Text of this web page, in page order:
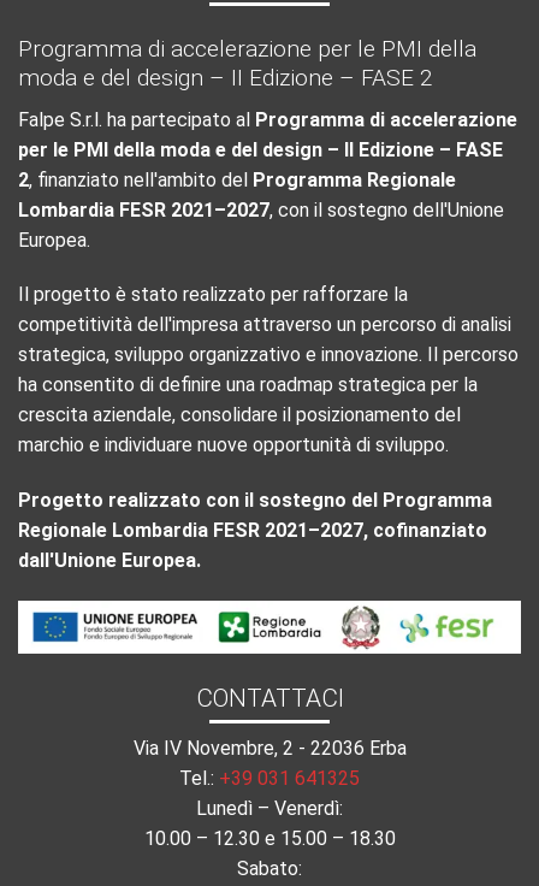
Programma di accelerazione per le PMI della
moda e del design – II Edizione – FASE 2
Falpe S.r.l. ha partecipato al Programma di accelerazione
per le PMI della moda e del design – II Edizione – FASE
2, finanziato nell'ambito del Programma Regionale
Lombardia FESR 2021–2027, con il sostegno dell'Unione
Europea.
Il progetto è stato realizzato per rafforzare la
competitività dell'impresa attraverso un percorso di analisi
strategica, sviluppo organizzativo e innovazione. Il percorso
ha consentito di definire una roadmap strategica per la
crescita aziendale, consolidare il posizionamento del
marchio e individuare nuove opportunità di sviluppo.
Progetto realizzato con il sostegno del Programma
Regionale Lombardia FESR 2021–2027, cofinanziato
dall'Unione Europea.
CONTATTACI
Via IV Novembre, 2 - 22036 Erba
Tel.: +39 031 641325
Lunedì – Venerdì:
10.00 – 12.30 e 15.00 – 18.30
Sabato: